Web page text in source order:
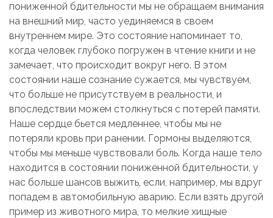
пониженной бдительности мы не обращаем внимания
на внешний мир, часто уединяемся в своем
внутреннем мире. Это состояние напоминает то,
когда человек глубоко погружен в чтение книги и не
замечает, что происходит вокруг него. В этом
состоянии наше сознание сужается, мы чувствуем,
что больше не присутствуем в реальности, и
впоследствии можем столкнуться с потерей памяти.
Наше сердце бьется медленнее, чтобы мы не
потеряли кровь при ранении. Гормоны выделяются,
чтобы мы меньше чувствовали боль. Когда наше тело
находится в состоянии пониженной бдительности, у
нас больше шансов выжить, если, например, мы вдруг
попадем в автомобильную аварию. Если взять другой
пример из животного мира, то мелкие хищные